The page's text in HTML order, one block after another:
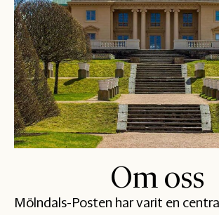
Om oss
Mölndals-Posten har varit en